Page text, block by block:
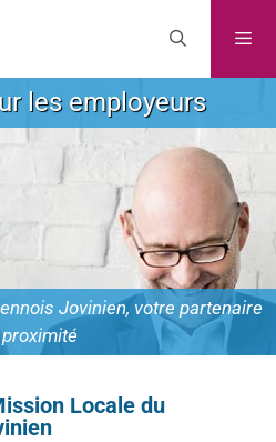
les employeurs
Jovinien, votre partenaire
Locale du